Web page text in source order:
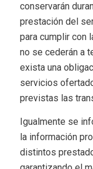
conservarán
prestación del
para cumplir con
no se cederán a
exista una
servicios
previstas las
Igualmente se
la información
distintos